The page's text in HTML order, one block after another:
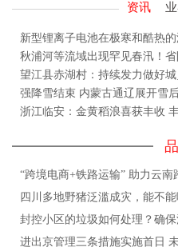
资讯
新型锂离子电池在极寒和酷热
秋浦河等流域出现罕见春汛！
望江县赤湖村：持续发力做好
强降雪结束 内蒙古通辽展开雪
浙江临安：金黄稻浪喜获丰收
“跨境电商+铁路运输” 助力云
四川多地野猪泛滥成灾，能不
封控小区的垃圾如何处理？确
进出京管理三条措施实施首日